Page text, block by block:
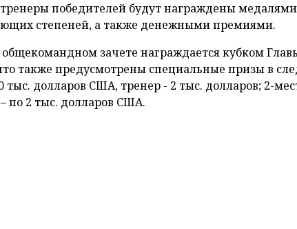
победителей будут награждены
степеней, а также денежными премиями.
зачете награждается кубком
также предусмотрены специальные призы в
долларов США, тренер - 2 тыс. долларов; 2-
по 2 тыс. долларов США.